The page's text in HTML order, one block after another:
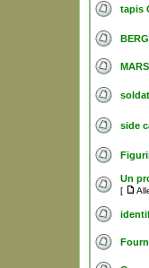
tapis
side
Un
[